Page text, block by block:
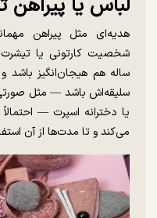
لباس یا پیراهن
هدیه‌ای مثل پیراهن
ساله هم هیجان‌انگیز
سلیقه‌اش باشد — مثل
یا دخترانه اسپرت —
می‌کند و تا مدت‌ها از آن